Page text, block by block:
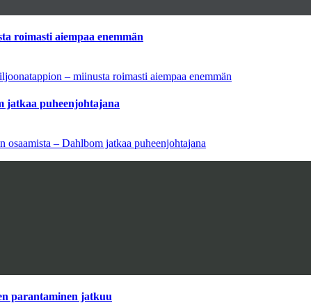
roimasti aiempaa enemmän
– miinusta roimasti aiempaa enemmän
jatkaa puheenjohtajana
– Dahlbom jatkaa puheenjohtajana
parantaminen jatkuu